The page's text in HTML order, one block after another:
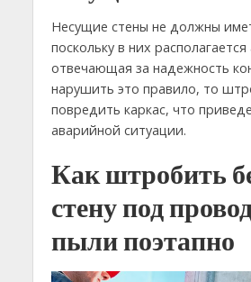
Несущие стены не должны
поскольку в них
отвечающая за надежность
нарушить это правило, то
повредить каркас, что
аварийной ситуации.
Как штробить
стену под
пыли поэтапно